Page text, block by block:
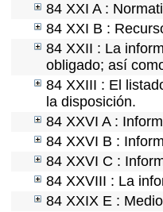
84 XXI A :
84 XXI B :
84 XXII : La
obligado; así
84 XXIII : El
la disposición.
84 XXVI A :
84 XXVI B :
84 XXVI C :
84 XXVIII : La
84 XXIX E :